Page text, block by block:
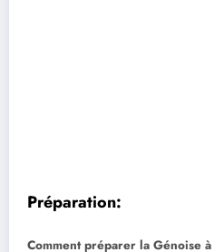
Préparation:
Comment préparer la Génoise